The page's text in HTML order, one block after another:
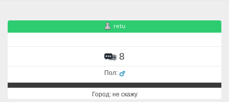
retu
8
Пол:
Город: не скажу